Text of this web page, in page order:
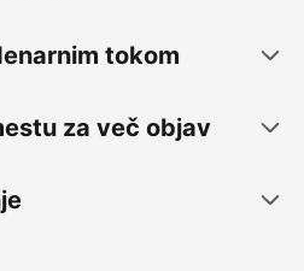
tokom
za več objav